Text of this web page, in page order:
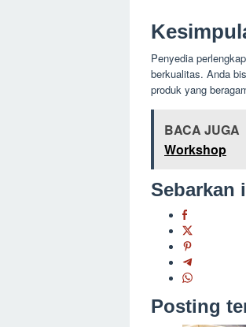
Penyedia
berkualitas. Anda
produk yang
BACA JUGA
Workshop
Sebarkan
Posting